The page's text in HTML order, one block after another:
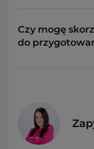
Czy mogę
do